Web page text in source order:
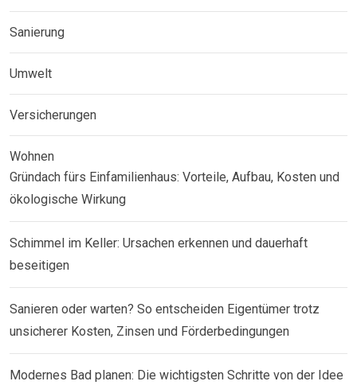
Sanierung
Umwelt
Versicherungen
Wohnen
Gründach fürs Einfamilienhaus: Vorteile, Aufbau, Kosten und
ökologische Wirkung
Schimmel im Keller: Ursachen erkennen und dauerhaft
beseitigen
Sanieren oder warten? So entscheiden Eigentümer trotz
unsicherer Kosten, Zinsen und Förderbedingungen
Modernes Bad planen: Die wichtigsten Schritte von der Idee